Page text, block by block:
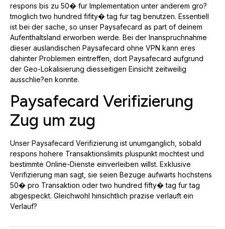
respons bis zu 50� fur Implementation unter anderem gro?
tmoglich two hundred fifity� tag fur tag benutzen. Essentiell
ist bei der sache, so unser Paysafecard as part of deinem
Aufenthaltsland erworben werde. Bei der Inanspruchnahme
dieser auslandischen Paysafecard ohne VPN kann eres
dahinter Problemen eintreffen, dort Paysafecard aufgrund
der Geo-Lokalisierung diesseitigen Einsicht zeitweilig
ausschlie?en konnte.
Paysafecard Verifizierung
Zug um zug
Unser Paysafecard Verifizierung ist unumganglich, sobald
respons hohere Transaktionslimits pluspunkt mochtest und
bestimmte Online-Dienste einverleiben willst. Exklusive
Verifizierung man sagt, sie seien Bezuge aufwarts hochstens
50� pro Transaktion oder two hundred fifty� tag fur tag
abgespeckt. Gleichwohl hinsichtlich prazise verlauft ein
Verlauf?